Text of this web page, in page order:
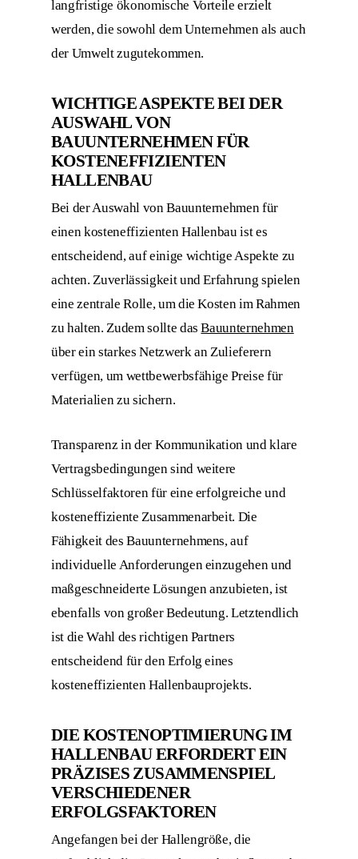
langfristige ökonomische Vorteile erzielt
werden, die sowohl dem Unternehmen als auch
der Umwelt zugutekommen.
WICHTIGE ASPEKTE BEI DER
AUSWAHL VON
BAUUNTERNEHMEN FÜR
KOSTENEFFIZIENTEN
HALLENBAU
Bei der Auswahl von Bauunternehmen für
einen kosteneffizienten Hallenbau ist es
entscheidend, auf einige wichtige Aspekte zu
achten. Zuverlässigkeit und Erfahrung spielen
eine zentrale Rolle, um die Kosten im Rahmen
zu halten. Zudem sollte dasBauunternehmen
über ein starkes Netzwerk an Zulieferern
verfügen, um wettbewerbsfähige Preise für
Materialien zu sichern.
Transparenz in der Kommunikation und klare
Vertragsbedingungen sind weitere
Schlüsselfaktoren für eine erfolgreiche und
kosteneffiziente Zusammenarbeit. Die
Fähigkeit des Bauunternehmens, auf
individuelle Anforderungen einzugehen und
maßgeschneiderte Lösungen anzubieten, ist
ebenfalls von großer Bedeutung. Letztendlich
ist die Wahl des richtigen Partners
entscheidend für den Erfolg eines
kosteneffizienten Hallenbauprojekts.
DIE KOSTENOPTIMIERUNG IM
HALLENBAU ERFORDERT EIN
PRÄZISES ZUSAMMENSPIEL
VERSCHIEDENER
ERFOLGSFAKTOREN
Angefangen bei der Hallengröße, die